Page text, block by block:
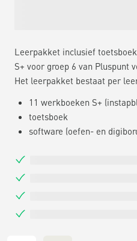
Leerpakket inclusief
S+ voor groep 6 van Pluspunt
Het leerpakket bestaat per
11 werkboeken S+
toetsboek
software (oefen- en